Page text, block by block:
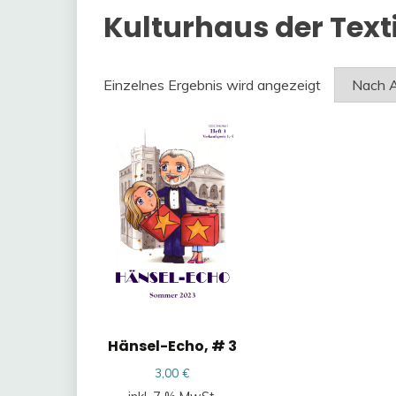
Kulturhaus der
Einzelnes Ergebnis wird angezeigt
Hänsel-Echo, # 3
3,00€